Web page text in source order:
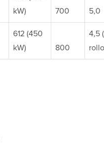
kW)
700 5,0
612 (450
kW)
800
4,5